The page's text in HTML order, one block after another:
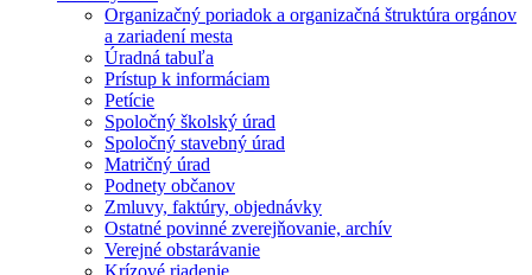
Organizačný poriadok a organizačná štruktúra orgánov
a zariadení mesta
Úradná tabuľa
Prístup k informáciam
Petície
Spoločný školský úrad
Spoločný stavebný úrad
Matričný úrad
Podnety občanov
Zmluvy, faktúry, objednávky
Ostatné povinné zverejňovanie, archív
Verejné obstarávanie
Krízové riadenie